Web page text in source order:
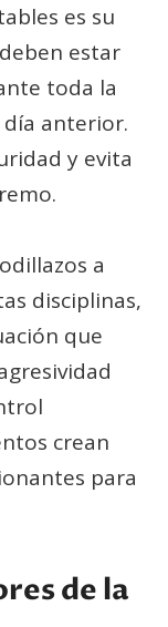
es su
estar
toda la
anterior.
y evita
a
disciplinas,
que
crean
para
de la